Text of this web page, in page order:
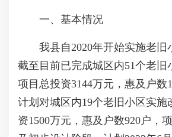
一、基本情况
我县自2020年开始实施老旧
截至目前已完成城区内51个老旧
项目总投资3144万元，惠及户数
计划对城区内19个老旧小区实施
资1500万元，惠及户数920户，